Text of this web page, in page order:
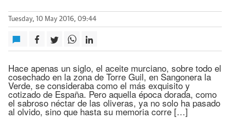
Tuesday, 10 May 2016, 09:44
Hace apenas un siglo, el aceite murciano, sobre todo el
cosechado en la zona de Torre Guil, en Sangonera la
Verde, se consideraba como el más exquisito y
cotizado de España. Pero aquella época dorada, como
el sabroso néctar de las oliveras, ya no solo ha pasado
al olvido, sino que hasta su memoria corre […]